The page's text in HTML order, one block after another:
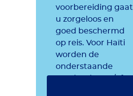
voorbereiding gaat
u zorgeloos en
goed beschermd
op reis. Voor Haïti
worden de
onderstaande